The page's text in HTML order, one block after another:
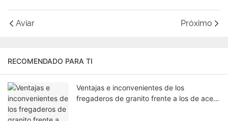
Aviar Próximo
RECOMENDADO PARA TI
Ventajas e inconvenientes de los
fregaderos de granito frente a los de acero